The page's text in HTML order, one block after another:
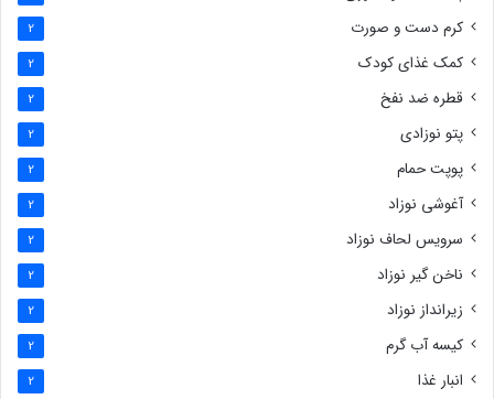
کرم دست و صورت 2
کمک غذای کودک 2
قطره ضد نفخ 2
پتو نوزادی 2
پوپت حمام 2
آغوشی نوزاد 2
سرویس لحاف نوزاد 2
ناخن گیر نوزاد 2
زیرانداز نوزاد 2
کیسه آب گرم 2
انبار غذا 2